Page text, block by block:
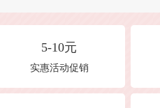
5-10元
实惠活动促销